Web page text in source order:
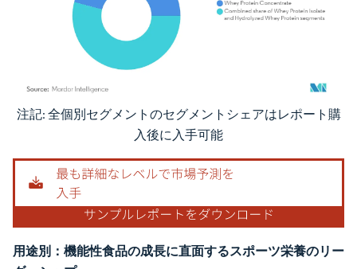
画像 © Mordor Intelligence。再利用にはCC BY 4.0の表示が必要です。
注記: 全個別セグメントのセグメントシェアはレポート購
入後に入手可能
用途別：機能性食品の成長に直面するスポーツ栄養のリー